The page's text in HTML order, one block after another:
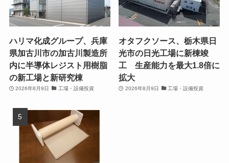
ハリマ化成グループ、兵庫
県加古川市の加古川製造所
内に半導体レジスト用樹脂
の新工場と新研究棟
2026年8月9日 工場・設備投資
オタフクソース、栃木県日
光市の日光工場に新棟竣
工 生産能力を最大1.8倍に
拡大
2026年8月9日 工場・設備投資